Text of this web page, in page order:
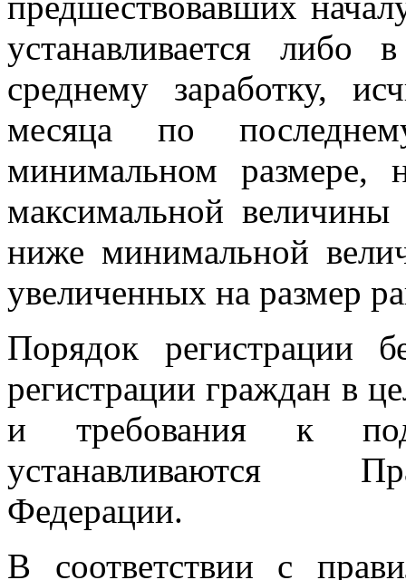
устанавливается
среднему заработку,
месяца по
минимальном
максимальной
ниже минимальной
увеличенных на размер
Порядок регистрации
регистрации граждан в
и требования к
устанавливаются
Федерации.
В соответствии с